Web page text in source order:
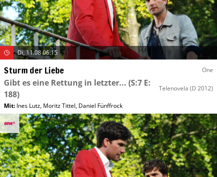
Di, 11.08 06:15
Sturm der Liebe One
Gibt es eine Rettung in letzter... (S:7 E:
188)
Telenovela (D 2012)
Mit: Ines Lutz, Moritz Tittel, Daniel Fünffrock